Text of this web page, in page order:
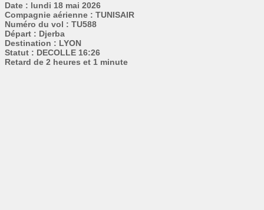
Date : lundi 18 mai 2026
Compagnie aérienne : TUNISAIR
Numéro du vol : TU588
Départ : Djerba
Destination : LYON
Statut : DECOLLE 16:26
Retard de 2 heures et 1 minute